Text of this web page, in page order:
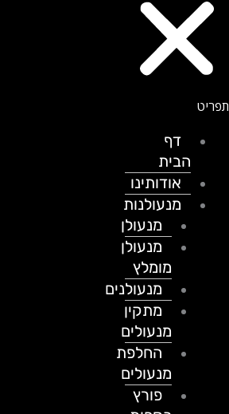
דף
הבית
אודותינו
מנעולנות
מנעולן
מנעולן
מומלץ
מנעולנים
מתקין
מנעולים
החלפת
מנעולים
פורץ